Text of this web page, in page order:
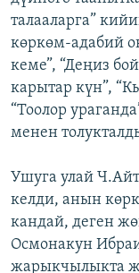
талааларга”
көркөм-адабий
кеме”, “Деңиз
карытар күн”,
“Тоолор
менен
Ушуга улай
келди, анын
кандай, деген
Осмонакун
жарыкчылыкта